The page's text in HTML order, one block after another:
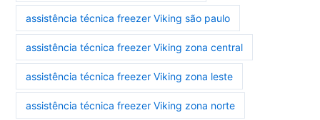
assistência técnica freezer Viking são paulo
assistência técnica freezer Viking zona central
assistência técnica freezer Viking zona leste
assistência técnica freezer Viking zona norte